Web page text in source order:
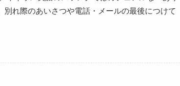
れ際のあいさつや電話・メールの最後につけて